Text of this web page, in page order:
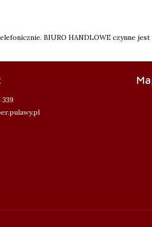
BIURO HANDLOWE czynne